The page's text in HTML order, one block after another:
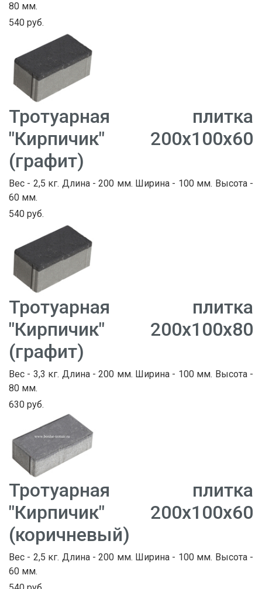
80 мм.
540 руб.
Тротуарная плитка
"Кирпичик" 200х100х60
(графит)
Вес - 2,5 кг. Длина - 200 мм. Ширина - 100 мм. Высота -
60 мм.
540 руб.
Тротуарная плитка
"Кирпичик" 200х100х80
(графит)
Вес - 3,3 кг. Длина - 200 мм. Ширина - 100 мм. Высота -
80 мм.
630 руб.
Тротуарная плитка
"Кирпичик" 200х100х60
(коричневый)
Вес - 2,5 кг. Длина - 200 мм. Ширина - 100 мм. Высота -
60 мм.